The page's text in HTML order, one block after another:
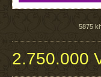
5875
2.750.000